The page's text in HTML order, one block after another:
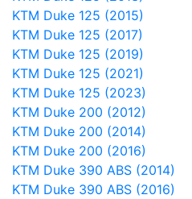
KTM Duke 125 (2015)
KTM Duke 125 (2017)
KTM Duke 125 (2019)
KTM Duke 125 (2021)
KTM Duke 125 (2023)
KTM Duke 200 (2012)
KTM Duke 200 (2014)
KTM Duke 200 (2016)
KTM Duke 390 ABS (2014)
KTM Duke 390 ABS (2016)